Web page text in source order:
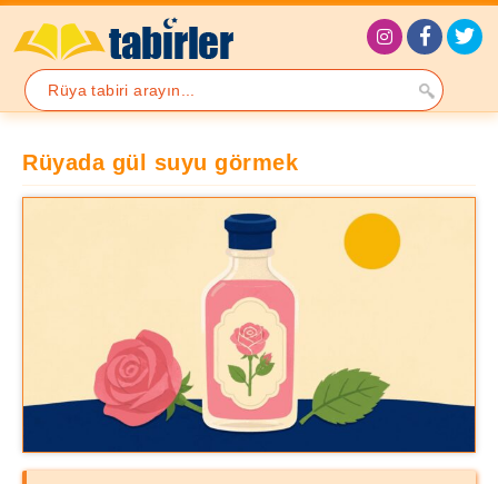
Rüyada gül suyu görmek